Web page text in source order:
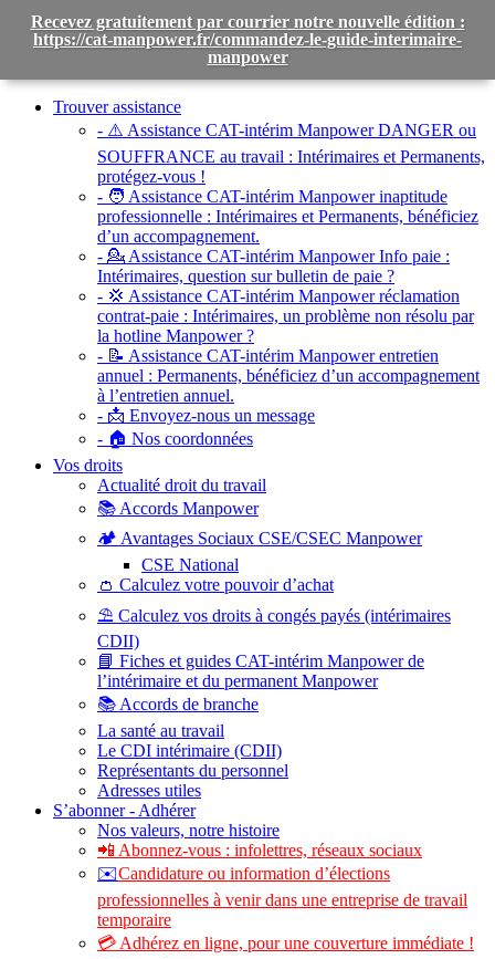
Toggle
navigationTrouver assistance
- ⚠️ Assistance CAT-intérim Manpower DANGER ou
SOUFFRANCE au travail : Intérimaires et Permanents,
protégez-vous !
- 🧑 Assistance CAT-intérim Manpower inaptitude
professionnelle : Intérimaires et Permanents, bénéficiez
d’un accompagnement.
- 💁 Assistance CAT-intérim Manpower Info paie :
Intérimaires, question sur bulletin de paie ?
- 💢 Assistance CAT-intérim Manpower réclamation
contrat-paie : Intérimaires, un problème non résolu par
la hotline Manpower ?
- 📝 Assistance CAT-intérim Manpower entretien
annuel : Permanents, bénéficiez d’un accompagnement
à l’entretien annuel.
- 📩 Envoyez-nous un message
- 🏠 Nos coordonnées
Vos droits
Actualité droit du travail
📚 Accords Manpower
🏕️ Avantages Sociaux CSE/CSEC Manpower
CSE National
👛 Calculez votre pouvoir d’achat
⛱️ Calculez vos droits à congés payés (intérimaires
CDII)
📘 Fiches et guides CAT-intérim Manpower de
l’intérimaire et du permanent Manpower
📚 Accords de branche
La santé au travail
Le CDI intérimaire (CDII)
Représentants du personnel
Adresses utiles
S’abonner - Adhérer
Nos valeurs, notre histoire
📲 Abonnez-vous : infolettres, réseaux sociaux
✉️Candidature ou information d’élections
professionnelles à venir dans une entreprise de travail
temporaire
💳 Adhérez en ligne, pour une couverture immédiate !
Recevez gratuitement par courrier notre nouvelle édition :
https://cat-manpower.fr/commandez-le-guide-interimaire-
manpower